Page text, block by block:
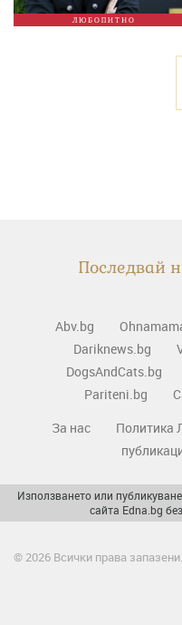
ЛЮБОПИТНО
Последвай
Abv.bg
Dariknews.bg
DogsAndCats.bg
Pariteni.bg
За нас
Политика
Използването или
сайта Edna.bg
© 2026 Всички права запазени.